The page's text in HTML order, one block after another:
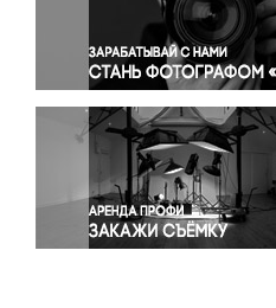
Правосудие
Происшествия и
Религия
Светская жизнь
Спорт
Экология
Экономика и бизнес